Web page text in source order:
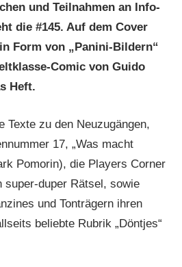
und Teilnahmen an Info-
die #145. Auf dem Cover
Form von „Panini-Bildern“
Comic von Guido
Heft.
Texte zu den Neuzugängen,
17, „Was macht
Pomorin), die Players Corner
super-duper Rätsel, sowie
und Tonträgern ihren
beliebte Rubrik „Döntjes“